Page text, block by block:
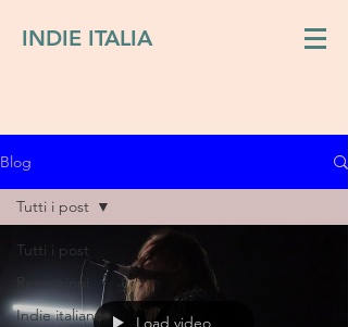
INDIE ITALIA
Blog
Tutti i post
Recensioni
Indie italiano
Tutti i post
Load video